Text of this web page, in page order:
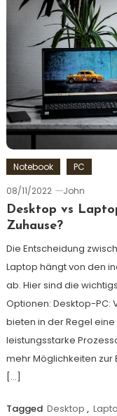
Notebook
PC
08/11/2022
John
Desktop vs
Zuhause?
Die Entscheidung
Laptop hängt von den
ab. Hier sind die
Optionen: Desktop-PC:
bieten in der Regel
leistungsstarke
mehr Möglichkeiten zur
[…]
Tagged Desktop ,